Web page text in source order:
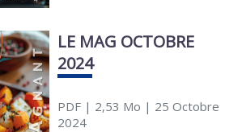
LE MAG OCTOBRE
2024
PDF| 2,53 Mo | 25 Octobre
2024